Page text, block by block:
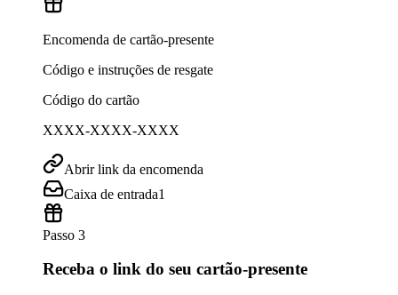
Encomenda de cartão-presente
Código e instruções de resgate
Código do cartão
XXXX-XXXX-XXXX
Abrir link da encomenda
Caixa de entrada1
Passo 3
Receba o link do seu cartão-presente